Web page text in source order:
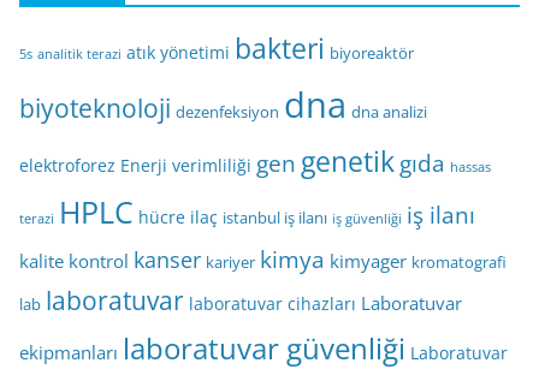
5s analitik terazi atık yönetimi bakteri biyoreaktör
biyoteknoloji dezenfeksiyon dna dna analizi
elektroforez Enerji verimliliği gen genetikgıda hassas
terazi HPLC hücre ilaç istanbul iş ilanı iş güvenliği iş ilanı
kalite kontrol kanser kariyer kimya kimyager kromatografi
lab laboratuvar laboratuvar cihazları Laboratuvar
ekipmanları laboratuvar güvenliği Laboratuvar